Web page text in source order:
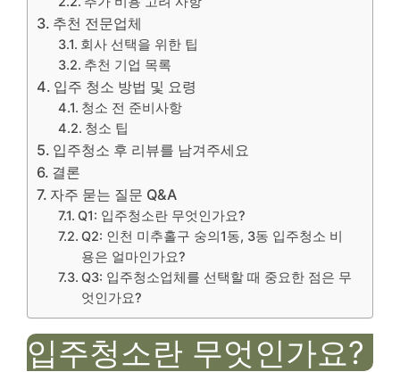
추천 전문업체
회사 선택을 위한 팁
추천 기업 목록
입주 청소 방법 및 요령
청소 전 준비사항
청소 팁
입주청소 후 리뷰를 남겨주세요
결론
자주 묻는 질문 Q&A
Q1: 입주청소란 무엇인가요?
Q2: 인천 미추홀구 숭의1동, 3동 입주청소 비
용은 얼마인가요?
Q3: 입주청소업체를 선택할 때 중요한 점은 무
엇인가요?
입주청소란 무엇인가요?